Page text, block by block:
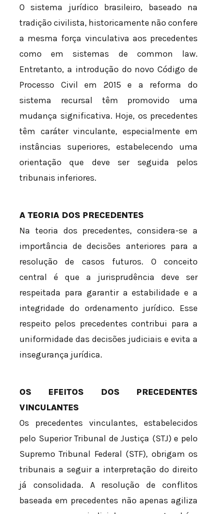
O sistema jurídico brasileiro, baseado na
tradição civilista, historicamente não confere
a mesma força vinculativa aos precedentes
como em sistemas de common law.
Entretanto, a introdução do novo Código de
Processo Civil em 2015 e a reforma do
sistema recursal têm promovido uma
mudança significativa. Hoje, os precedentes
têm caráter vinculante, especialmente em
instâncias superiores, estabelecendo uma
orientação que deve ser seguida pelos
tribunais inferiores.
A TEORIA DOS PRECEDENTES
Na teoria dos precedentes, considera-se a
importância de decisões anteriores para a
resolução de casos futuros. O conceito
central é que a jurisprudência deve ser
respeitada para garantir a estabilidade e a
integridade do ordenamento jurídico. Esse
respeito pelos precedentes contribui para a
uniformidade das decisões judiciais e evita a
insegurança jurídica.
OS EFEITOS DOS PRECEDENTES
VINCULANTES
Os precedentes vinculantes, estabelecidos
pelo Superior Tribunal de Justiça (STJ) e pelo
Supremo Tribunal Federal (STF), obrigam os
tribunais a seguir a interpretação do direito
já consolidada. A resolução de conflitos
baseada em precedentes não apenas agiliza